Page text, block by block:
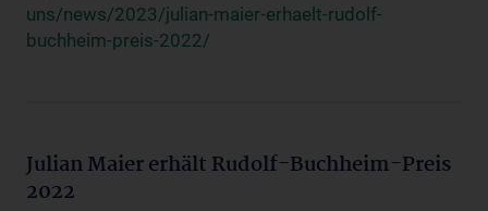
uns/news/2023/julian-maier-erhaelt-rudolf-
buchheim-preis-2022/
Julian Maier erhält Rudolf-Buchheim-Preis
2022